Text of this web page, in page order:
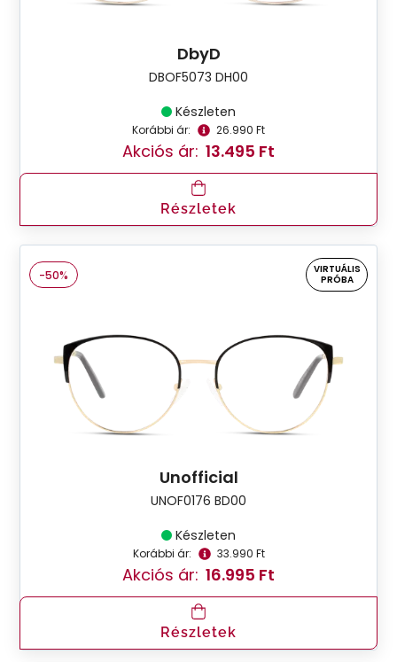
DbyD
DBOF5073 DH00
Készleten
Korábbi ár: 26.990 Ft
Akciós ár: 13.495 Ft
Részletek
-50%
VIRTUÁLIS
PRÓBA
Unofficial
UNOF0176 BD00
Készleten
Korábbi ár: 33.990 Ft
Akciós ár: 16.995 Ft
Részletek